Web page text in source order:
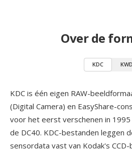
Over de
KDC KWD
KDC is één eigen RAW-
(Digital Camera) en EasyShare-
voor het eerst verschenen in
de DC40. KDC-bestanden leggen
sensordata vast van Kodak's